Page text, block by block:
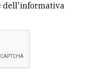
dell'informativa